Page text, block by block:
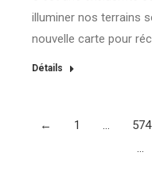
illuminer nos terrains
nouvelle carte pour
Détails
← 1 … 574
…